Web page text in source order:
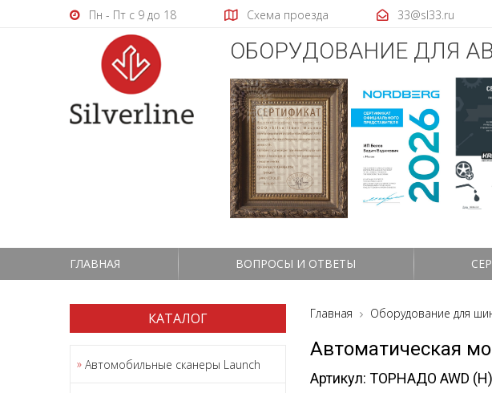
Пн - Пт с 9 до 18 Схема проезда 33@sl33.ru
ОБОРУДОВАНИЕ ДЛЯ
ГЛАВНАЯ ВОПРОСЫ И ОТВЕТЫ
КАТАЛОГ
Автомобильные сканеры Launch
Главная Оборудование для
Автоматическая
Артикул:ТОРНАДО AWD (H)